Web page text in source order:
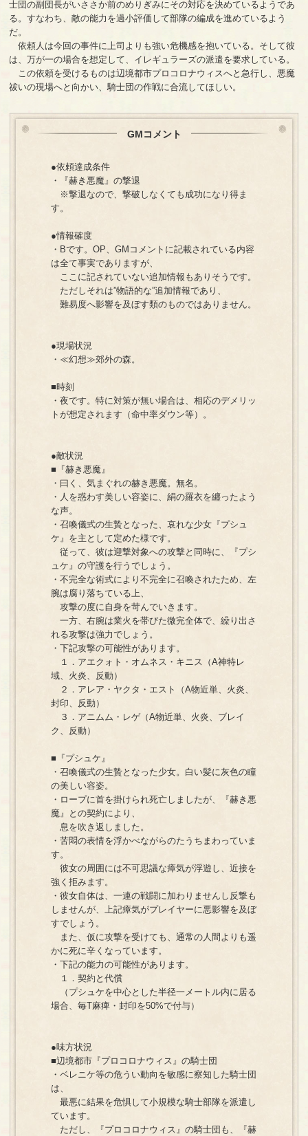
士団の副団長がいささか前のめりぎみにその対応を決めているようであ
る。すなわち、敵の能力を過小評価して部隊の編成を進めているよう
だ。
依頼人は今回の事件に上司よりも強い危機感を抱いている。そして彼
は、万が一の場合を想定して、イレギュラーズの派遣を要求している。
この依頼を受けるものは辺境都市プロコロナウィスへと急行し、悪魔
祓いの現場へと向かい、騎士団の作戦に合流してほしい。
GMコメント
●依頼達成条件
・『赫き悪魔』の撃退
※撃退なので、撃破しなくても成功になり得ま
す。
●情報確度
・Bです。OP、GMコメントに記載されている内容
は全て事実でありますが、
ここに記されていない追加情報もありそうです。
ただしそれは”物語的な”追加情報であり、
難易度へ影響を及ぼす類のものではありません。
●現場状況
・≪幻想≫郊外の森。
■時刻
・夜です。特に対策が無い場合は、相応のデメリッ
トが想定されます（命中率ダウン等）。
●敵状況
■『赫き悪魔』
・曰く、気まぐれの赫き悪魔。無名。
・人を惑わす美しい容姿に、絹の羅衣を纏ったよう
な声。
・召喚儀式の生贄となった、哀れな少女『プシュ
ケ』を主として定めた様です。
従って、彼は迎撃対象への攻撃と同時に、『プシ
ュケ』の守護を行うでしょう。
・不完全な術式により不完全に召喚されたため、左
腕は腐り落ちている上、
攻撃の度に自身を苛んでいきます。
一方、右腕は業火を帯びた微完全体で、繰り出さ
れる攻撃は強力でしょう。
・下記攻撃の可能性があります。
１．アエクォト・オムネス・キニス（A神特レ
域、火炎、反動）
２．アレア・ヤクタ・エスト（A物近単、火炎、
封印、反動）
３．アニムム・レゲ（A物近単、火炎、ブレイ
ク、反動）
■『プシュケ』
・召喚儀式の生贄となった少女。白い髪に灰色の瞳
の美しい容姿。
・ロープに首を掛けられ死亡しましたが、『赫き悪
魔』との契約により、
息を吹き返しました。
・苦悶の表情を浮かべながらのたうちまわっていま
す。
彼女の周囲には不可思議な瘴気が浮遊し、近接を
強く拒みます。
・彼女自体は、一連の戦闘に加わりませんし反撃も
しませんが、上記瘴気がプレイヤーに悪影響を及ぼ
すでしょう。
また、仮に攻撃を受けても、通常の人間よりも遥
かに死に辛くなっています。
・下記の能力の可能性があります。
１．契約と代償
（プシュケを中心とした半径一メートル内に居る
場合、毎T麻痺・封印を50%で付与）
●味方状況
■辺境都市『プロコロナウィス』の騎士団
・ベレニケ等の危うい動向を敏感に察知した騎士団
は、
最悪に結果を危惧して小規模な騎士部隊を派遣し
ています。
ただし、『プロコロナウィス』の騎士団も、『赫